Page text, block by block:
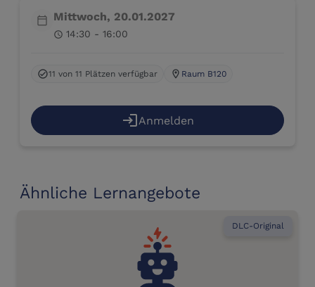
calendar_today Mittwoch, 20.01.2027
schedule 14:30 - 16:00
check_circle11 von 11 Plätzen verfügbar location_on Raum B120
loginAnmelden
Ähnliche Lernangebote
DLC-Original